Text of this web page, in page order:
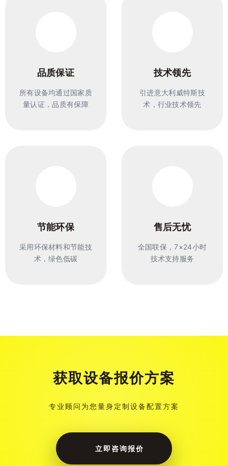
品质保证
所有设备均通过国家质
量认证，品质有保障
技术领先
引进意大利威特斯技
术，行业技术领先
节能环保
采用环保材料和节能技
术，绿色低碳
售后无忧
全国联保，7×24小时
技术支持服务
获取设备报价方案
专业顾问为您量身定制设备配置方案
立即咨询报价